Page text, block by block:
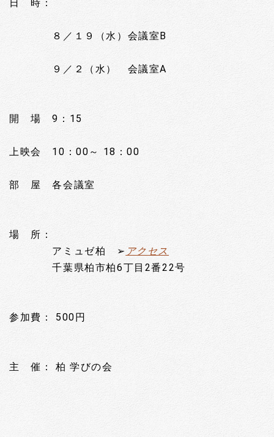
日 時：
８／１９（水）会議室B
９／２（水） 会議室A
開 場 9：15
上映会 10：00～ 18：00
部 屋 各会議室
場 所：
アミュゼ柏
➢ アクセス
千葉県柏市柏6丁目2番22号
参加費： 500円
主 催： 柏 学びの会